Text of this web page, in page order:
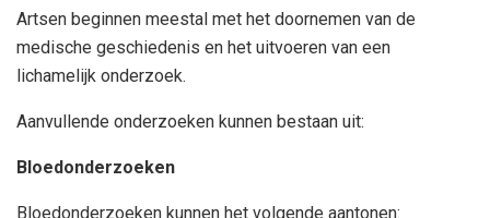
Artsen beginnen meestal met het doornemen van de
medische geschiedenis en het uitvoeren van een
lichamelijk onderzoek.
Aanvullende onderzoeken kunnen bestaan uit:
Bloedonderzoeken
Bloedonderzoeken kunnen het volgende aantonen: